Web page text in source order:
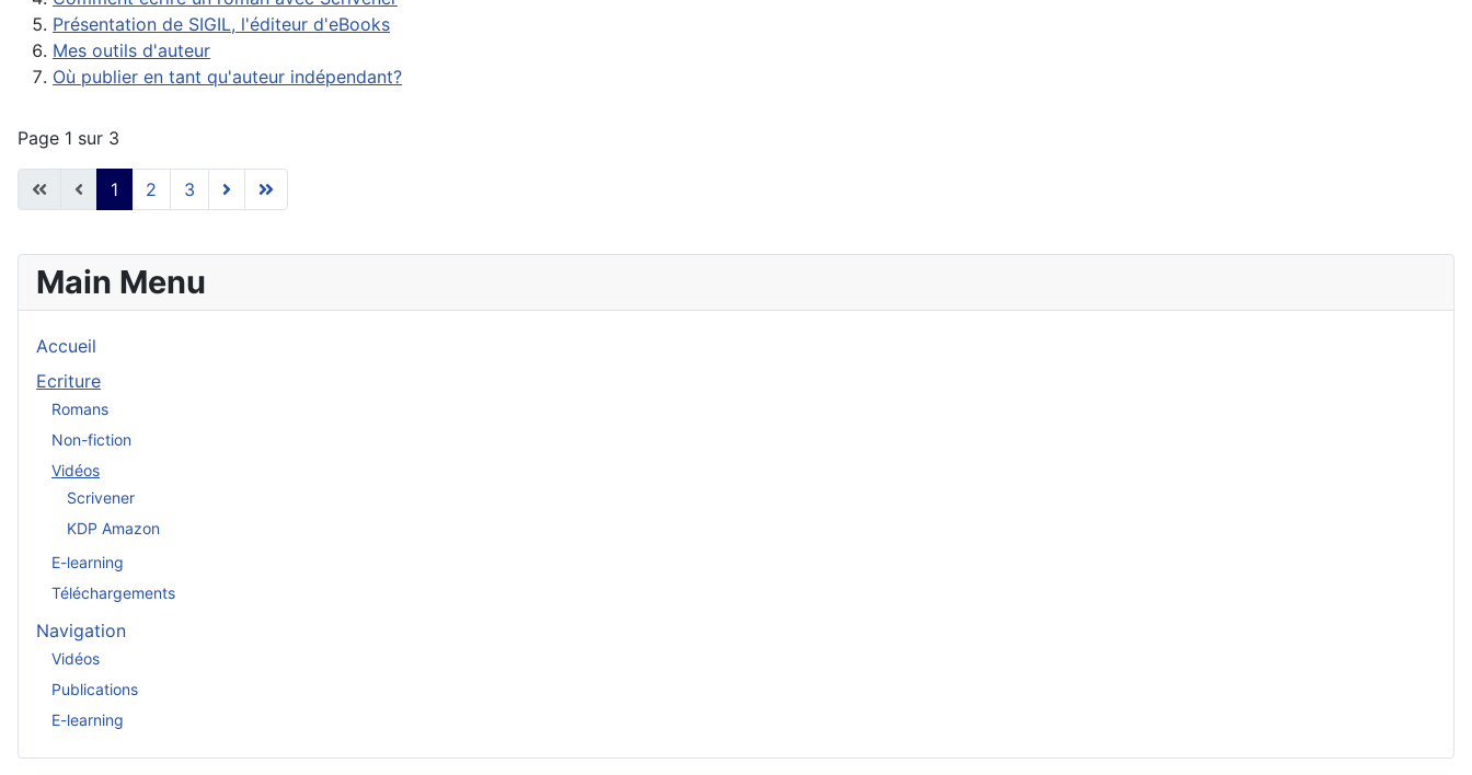
Présentation de SIGIL, l'éditeur d'eBooks
Mes outils d'auteur
Où publier en tant qu'auteur indépendant?
Page 1 sur 3
1 2 3
Main Menu
Accueil
Ecriture
Romans
Non-fiction
Vidéos
Scrivener
KDP Amazon
E-learning
Téléchargements
Navigation
Vidéos
Publications
E-learning